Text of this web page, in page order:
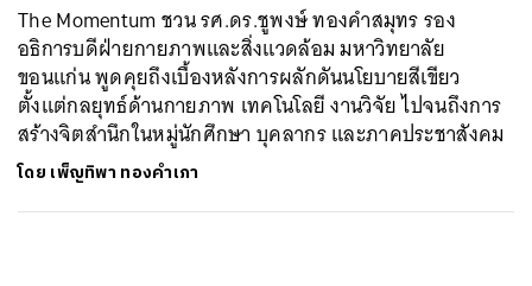
The Momentum ชวน รศ.ดร.ชูพงษ์ ทองคำสมุทร รอง
อธิการบดีฝ่ายกายภาพและสิ่งแวดล้อม มหาวิทยาลัย
ขอนแก่น พูดคุยถึงเบื้องหลังการผลักดันนโยบายสีเขียว
ตั้งแต่กลยุทธ์ด้านกายภาพ เทคโนโลยี งานวิจัย ไปจนถึงการ
สร้างจิตสำนึกในหมู่นักศึกษา บุคลากร และภาคประชาสังคม
โดย เพ็ญทิพา ทองคำเภา